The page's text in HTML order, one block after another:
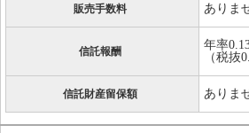
販売手数料 ありま
信託報酬
年率
（税抜
信託財産留保額 ありま